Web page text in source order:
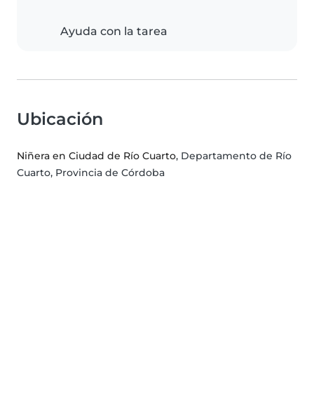
Ayuda con la tarea
Ubicación
Niñera en Ciudad de Río Cuarto, Departamento de Río
Cuarto, Provincia de Córdoba